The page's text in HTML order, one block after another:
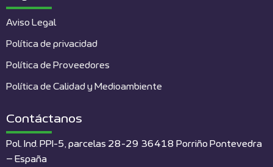
Aviso Legal
Política de privacidad
Política de Proveedores
Política de Calidad y Medioambiente
Contáctanos
Pol. Ind. PPI-5, parcelas 28-29 36418 Porriño Pontevedra
– España